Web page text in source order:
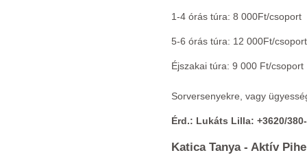
1-4 órás túra: 8 000Ft/csoport
5-6 órás túra: 12 000Ft/csoport
Éjszakai túra: 9 000 Ft/csoport
Sorversenyekre, vagy
Érd.: Lukáts Lilla: +3620/
Katica Tanya - Aktív